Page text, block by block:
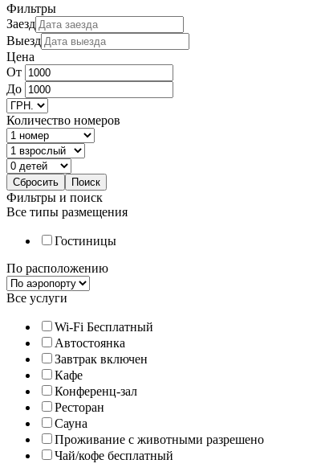
Фильтры
Заезд
Выезд
Цена
От
До
Количество номеров
Фильтры и поиск
Все типы размещения
Гостиницы
По расположению
Все услуги
Wi-Fi Бесплатный
Автостоянка
Завтрак включен
Кафе
Конференц-зал
Ресторан
Сауна
Проживание с животными разрешено
Чай/кофе бесплатный